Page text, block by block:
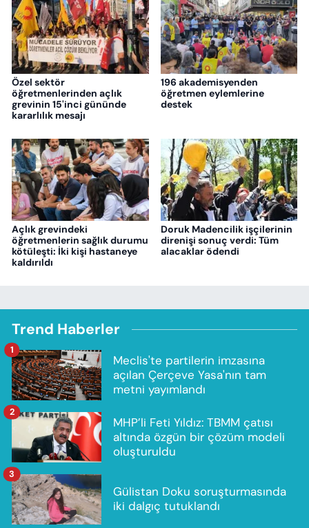
Özel sektör
öğretmenlerinden açlık
grevinin 15'inci gününde
kararlılık mesajı
196 akademisyenden
öğretmen eylemlerine
destek
Açlık grevindeki
öğretmenlerin sağlık durumu
kötüleşti: İki kişi hastaneye
kaldırıldı
Doruk Madencilik işçilerinin
direnişi sonuç verdi: Tüm
alacaklar ödendi
Trend Haberler
Meclis'te partilerin imzasına
açılan Çerçeve Yasa'nın tam
metni yayımlandı
1
MHP’li Feti Yıldız: TBMM çatısı
altında özgün bir çözüm modeli
oluşturuldu
2
Gülistan Doku soruşturmasında
iki dalgıç tutuklandı
3